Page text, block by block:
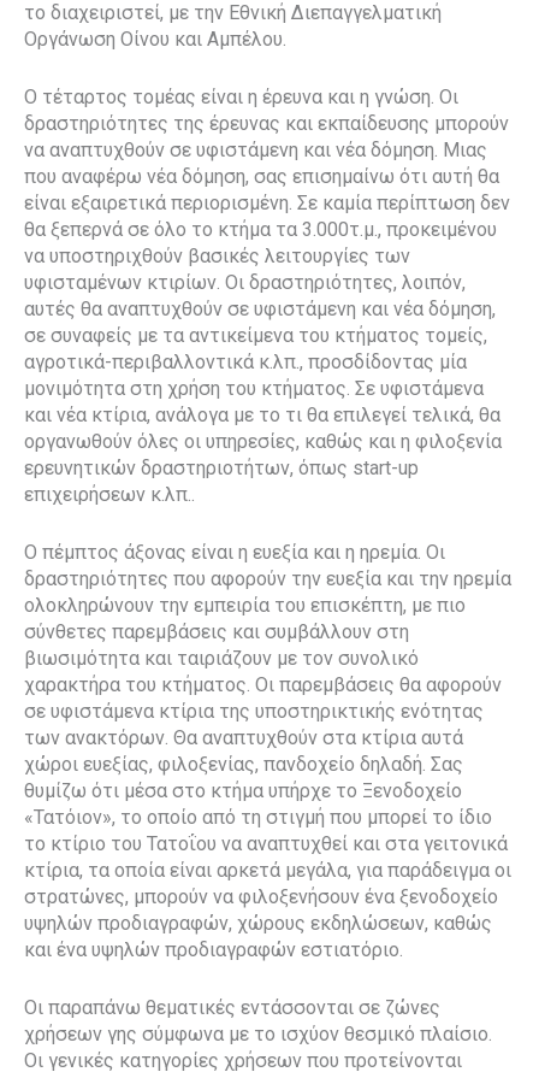
το διαχειριστεί, με την Εθνική Διεπαγγελματική
Οργάνωση Οίνου και Αμπέλου.
Ο τέταρτος τομέας είναι η έρευνα και η γνώση. Οι
δραστηριότητες της έρευνας και εκπαίδευσης μπορούν
να αναπτυχθούν σε υφιστάμενη και νέα δόμηση. Μιας
που αναφέρω νέα δόμηση, σας επισημαίνω ότι αυτή θα
είναι εξαιρετικά περιορισμένη. Σε καμία περίπτωση δεν
θα ξεπερνά σε όλο το κτήμα τα 3.000τ.μ., προκειμένου
να υποστηριχθούν βασικές λειτουργίες των
υφισταμένων κτιρίων. Οι δραστηριότητες, λοιπόν,
αυτές θα αναπτυχθούν σε υφιστάμενη και νέα δόμηση,
σε συναφείς με τα αντικείμενα του κτήματος τομείς,
αγροτικά-περιβαλλοντικά κ.λπ., προσδίδοντας μία
μονιμότητα στη χρήση του κτήματος. Σε υφιστάμενα
και νέα κτίρια, ανάλογα με το τι θα επιλεγεί τελικά, θα
οργανωθούν όλες οι υπηρεσίες, καθώς και η φιλοξενία
ερευνητικών δραστηριοτήτων, όπως start-up
επιχειρήσεων κ.λπ..
Ο πέμπτος άξονας είναι η ευεξία και η ηρεμία. Οι
δραστηριότητες που αφορούν την ευεξία και την ηρεμία
ολοκληρώνουν την εμπειρία του επισκέπτη, με πιο
σύνθετες παρεμβάσεις και συμβάλλουν στη
βιωσιμότητα και ταιριάζουν με τον συνολικό
χαρακτήρα του κτήματος. Οι παρεμβάσεις θα αφορούν
σε υφιστάμενα κτίρια της υποστηρικτικής ενότητας
των ανακτόρων. Θα αναπτυχθούν στα κτίρια αυτά
χώροι ευεξίας, φιλοξενίας, πανδοχείο δηλαδή. Σας
θυμίζω ότι μέσα στο κτήμα υπήρχε το Ξενοδοχείο
«Τατόιον», το οποίο από τη στιγμή που μπορεί το ίδιο
το κτίριο του Τατοΐου να αναπτυχθεί και στα γειτονικά
κτίρια, τα οποία είναι αρκετά μεγάλα, για παράδειγμα οι
στρατώνες, μπορούν να φιλοξενήσουν ένα ξενοδοχείο
υψηλών προδιαγραφών, χώρους εκδηλώσεων, καθώς
και ένα υψηλών προδιαγραφών εστιατόριο.
Οι παραπάνω θεματικές εντάσσονται σε ζώνες
χρήσεων γης σύμφωνα με το ισχύον θεσμικό πλαίσιο.
Οι γενικές κατηγορίες χρήσεων που προτείνονται